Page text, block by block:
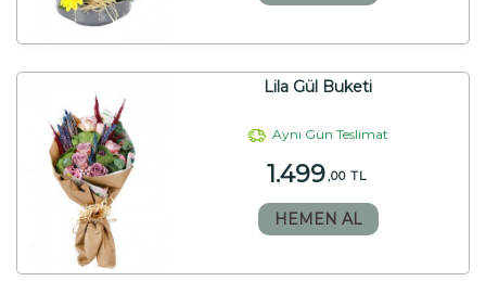
Lila Gül Buketi
Aynı Gün Teslimat
1.499,00 TL
HEMEN AL